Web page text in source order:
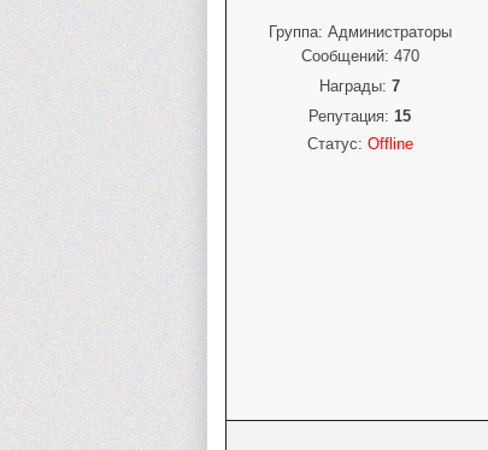
Группа: Администраторы
Сообщений: 470
Награды: 7
Репутация: 15
Статус: Offline